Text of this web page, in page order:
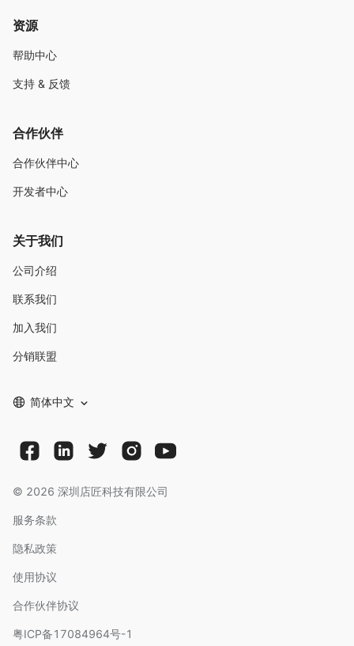
资源
帮助中心
支持 & 反馈
合作伙伴
合作伙伴中心
开发者中心
关于我们
公司介绍
联系我们
加入我们
分销联盟
简体中文
© 2026 深圳店匠科技有限公司
服务条款
隐私政策
使用协议
合作伙伴协议
粤ICP备17084964号-1